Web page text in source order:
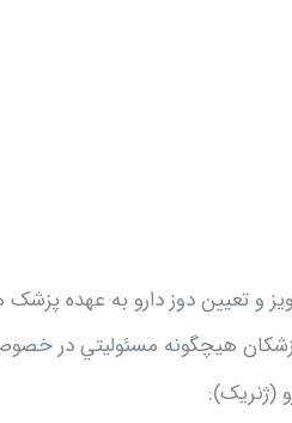
و تعيين دوز دارو به عهده پزشک
هيچگونه مسئوليتي در
(ژنریک):